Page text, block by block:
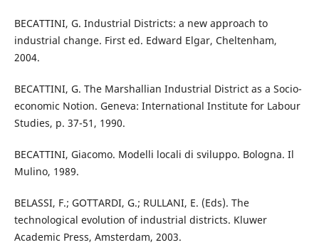
BECATTINI, G. Industrial Districts: a new approach to
industrial change. First ed. Edward Elgar, Cheltenham,
2004.
BECATTINI, G. The Marshallian Industrial District as a Socio-
economic Notion. Geneva: International Institute for Labour
Studies, p. 37-51, 1990.
BECATTINI, Giacomo. Modelli locali di sviluppo. Bologna. Il
Mulino, 1989.
BELASSI, F.; GOTTARDI, G.; RULLANI, E. (Eds). The
technological evolution of industrial districts. Kluwer
Academic Press, Amsterdam, 2003.